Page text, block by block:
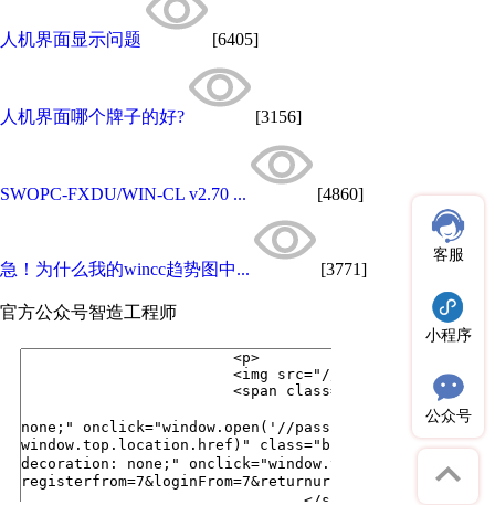
人机界面显示问题 [6405]
人机界面哪个牌子的好? [3156]
SWOPC-FXDU/WIN-CL v2.70 ... [4860]
急！为什么我的wincc趋势图中... [3771]
官方公众号智造工程师
客服
小程序
公众号